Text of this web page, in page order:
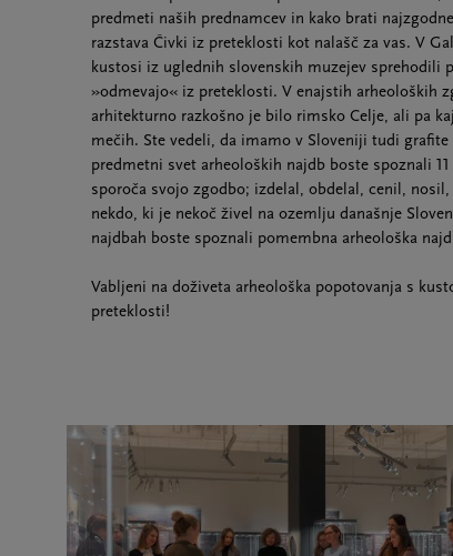
predmeti naših prednamcev in kako brati
razstava Čivki iz preteklosti kot nalašč za vas. V
kustosi iz uglednih slovenskih muzejev sprehodili
»odmevajo« iz preteklosti. V enajstih arheoloških
arhitekturno razkošno je bilo rimsko Celje, ali pa
mečih. Ste vedeli, da imamo v Sloveniji tudi
predmetni svet arheoloških najdb boste spoznali
sporoča svojo zgodbo; izdelal, obdelal, cenil,
nekdo, ki je nekoč živel na ozemlju današnje
najdbah boste spoznali pomembna arheološka
Vabljeni na doživeta arheološka popotovanja s
preteklosti!